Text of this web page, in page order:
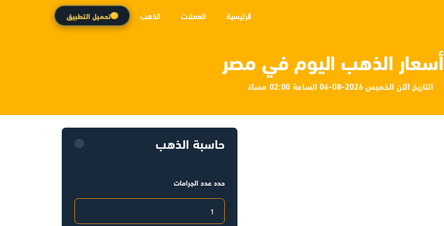
الرئيسية العملات الذهب تحميل التطبيق
أسعار الذهب اليوم في مصر
التاريخ الآن الخميس 2026-08-06 الساعة 02:00 مساءً
حاسبة الذهب
حدد عدد الجرامات